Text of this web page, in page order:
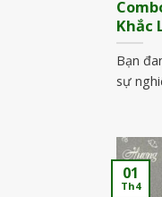
Khắc
Bạn
sự
01
Th4